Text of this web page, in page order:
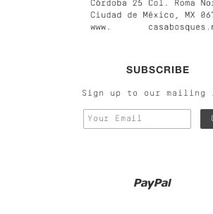
SUBSCRIBE
Sign up to our